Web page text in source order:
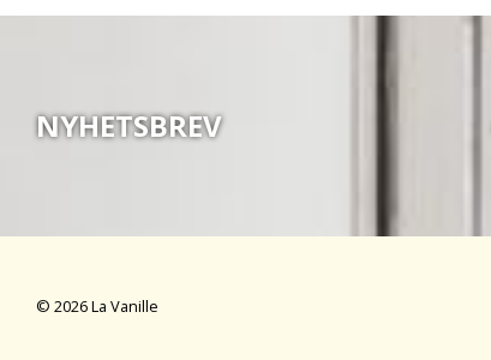
NYHETSBREV
© 2026 La Vanille